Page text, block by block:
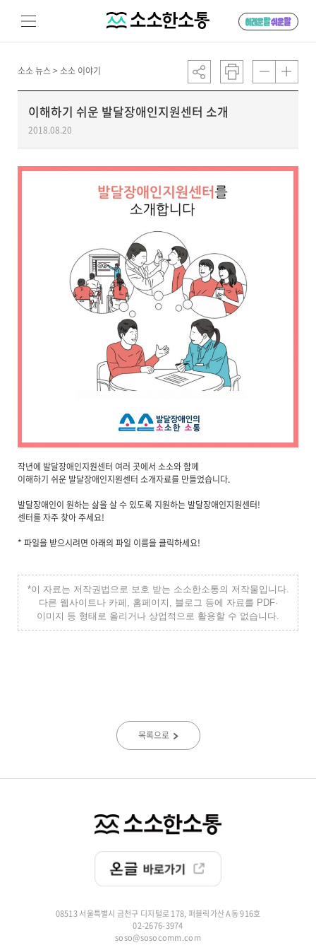
소소 뉴스 > 소소 이야기
이해하기 쉬운 발달장애인지원센터 소개
2018.08.20
작년에 발달장애인지원센터 여러 곳에서 소소와 함께
이해하기 쉬운 발달장애인지원센터 소개자료를 만들었습니다.
발달장애인이 원하는 삶을 살 수 있도록 지원하는 발달장애인지원센터!
센터를 자주 찾아 주세요!
* 파일을 받으시려면 아래의 파일 이름을 클릭하세요!​
*이 자료는 저작권법으로 보호 받는 소소한소통의 저작물입니다.
다른 웹사이트나 카페, 홈페이지, 블로그 등에 자료를 PDF·
이미지 등 형태로 올리거나 상업적으로 활용할 수 없습니다.
목록으로
08513 서울특별시 금천구 디지털로 178, 퍼블릭가산 A동 916호
02-2676-3974
soso@sosocomm.com